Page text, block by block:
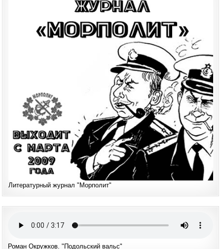
Литературный журнал "Морполит"
Роман Окружков. "Подольский вальс"